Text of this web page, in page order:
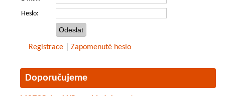
Heslo:
Registrace Zapomenuté heslo
Doporučujeme